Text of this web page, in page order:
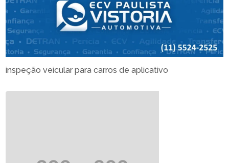
inspeção veicular para carros de aplicativo